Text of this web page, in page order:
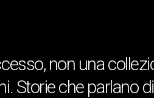
non una
Storie che parlano